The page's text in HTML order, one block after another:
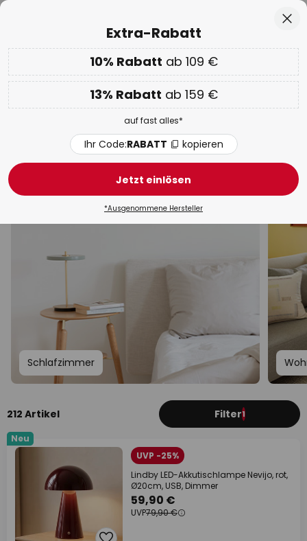
Nur
00D 10H 21M 13S
EXTRA 10% ab 109 € & 13% ab 159 €auf fast alles
Code:RABATT kopieren
WOW Week:Bis zu -70%
Rote Tischlampen
Mit Schirm Akku
Schlafzimmer
212 Artikel Filter1
Neu
UVP -25%
Lindby LED-Akkutischlampe Nevijo, rot,
Ø20cm, USB, Dimmer
59,90 €
UVP79,90 €
Extra-Rabatt
10% Rabatt ab 109 €
13% Rabatt ab 159 €
auf fast alles*
Ihr Code:RABATT kopieren
Jetzt einlösen
*Ausgenommene Hersteller